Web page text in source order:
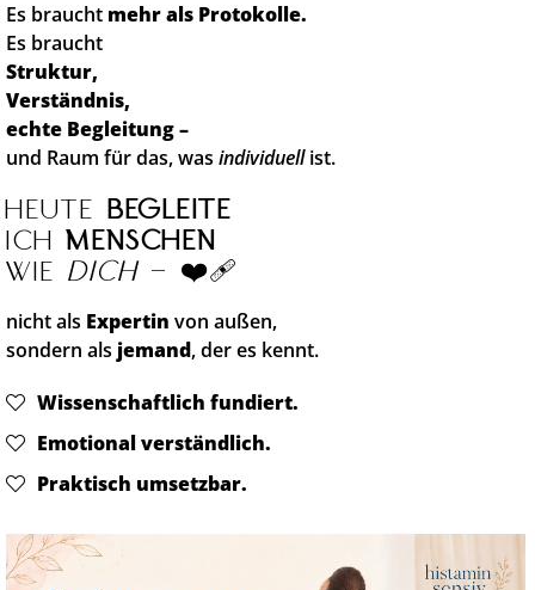
Es braucht mehr als Protokolle.
Es braucht
Struktur,
Verständnis,
echte Begleitung –
und Raum für das, was individuellist.
Heute begleite
ichMenschen
wie dich– ❤️‍🩹
nicht als Expertin von außen,
sondern als jemand, der es kennt.
Wissenschaftlich fundiert.
Emotional verständlich.
Praktisch umsetzbar.